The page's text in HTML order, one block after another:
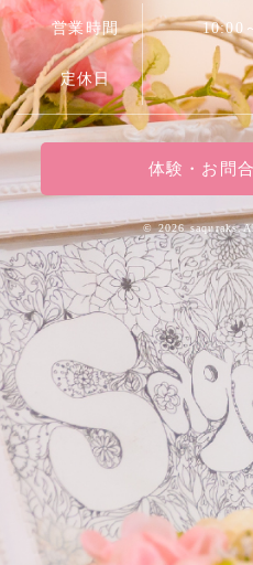
営業時間 10:00
定休日
体験・お問
©2026